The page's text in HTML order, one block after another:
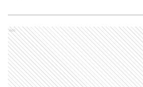
Ads